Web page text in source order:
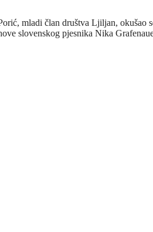
mladi član društva Ljiljan, okušao
slovenskog pjesnika Nika